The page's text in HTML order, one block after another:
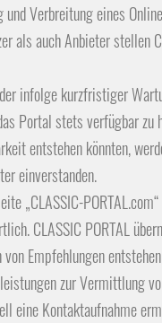
Verbreitung eines
auch Anbieter stellen
infolge kurzfristiger
Portal stets verfügbar zu
entstehen könnten,
einverstanden.
„CLASSIC-
CLASSIC PORTAL
Empfehlungen
zur Vermittlung
eine Kontaktaufnahme